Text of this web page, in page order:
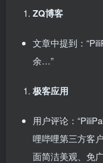
ZQ博客
文章中提到：
余…”
极客应用
用户评论：
哩哔哩第三方客
面简洁美观、免